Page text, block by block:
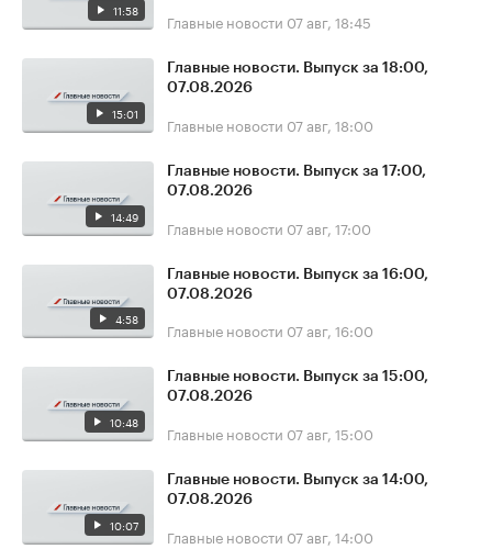
11:58 Главные новости 07 авг, 18:45
15:01
Главные новости. Выпуск за 18:00,
07.08.2026
Главные новости 07 авг, 18:00
14:49
Главные новости. Выпуск за 17:00,
07.08.2026
Главные новости 07 авг, 17:00
4:58
Главные новости. Выпуск за 16:00,
07.08.2026
Главные новости 07 авг, 16:00
10:48
Главные новости. Выпуск за 15:00,
07.08.2026
Главные новости 07 авг, 15:00
10:07
Главные новости. Выпуск за 14:00,
07.08.2026
Главные новости 07 авг, 14:00